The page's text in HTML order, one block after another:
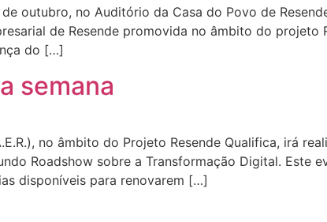
outubro, no Auditório da Casa do Povo de
de Resende promovida no âmbito do projeto
do […]
semana
no âmbito do Projeto Resende Qualifica, irá
Roadshow sobre a Transformação Digital. Este
disponíveis para renovarem […]